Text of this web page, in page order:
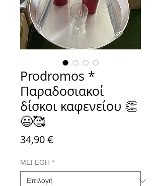
Prodromos *
Παραδοσιακοί
δίσκοι καφενείου 👏
😃🥰
34,90 €
ΜΕΓΕΘΗ *